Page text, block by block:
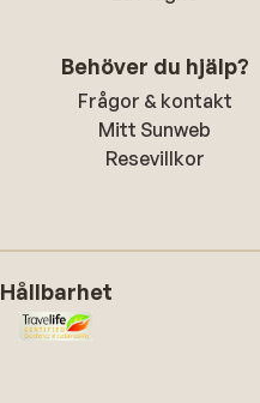
Behöver du hjälp?
Frågor & kontakt
Mitt Sunweb
Resevillkor
Hållbarhet